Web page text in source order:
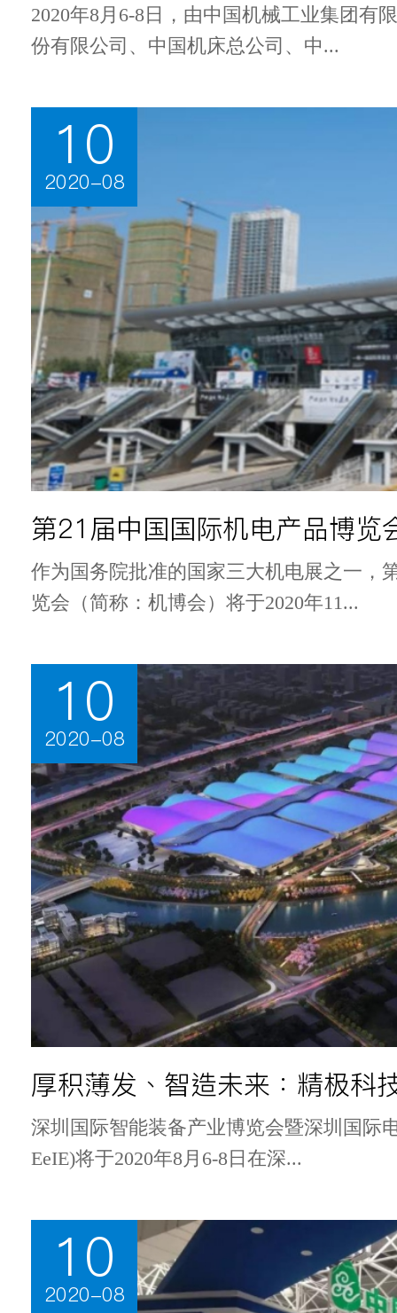
2020年8月6-8日，由中国机械工业集团有
份有限公司、中国机床总公司、中...
10
2020-08
作为国务院批准的国家三大机电展之一，
览会（简称：机博会）将于2020年11...
10
2020-08
深圳国际智能装备产业博览会暨深圳国际
EeIE)将于2020年8月6-8日在深...
10
2020-08